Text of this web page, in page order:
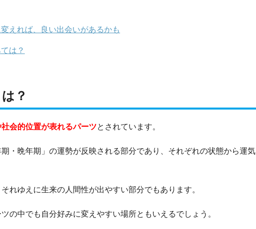
えれば、良い出会いがあるかも
は？
？
会的位置が表れるパーツとされています。
・晩年期」の運勢が反映される部分であり、それぞれの状態から運気
れゆえに生来の人間性が出やすい部分でもあります。
の中でも自分好みに変えやすい場所ともいえるでしょう。